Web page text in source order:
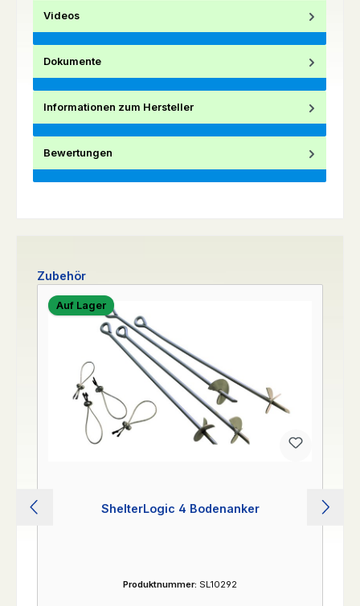
Videos
Dokumente
Informationen zum Hersteller
Bewertungen
Produktgalerie überspringen
Zubehör
Auf Lager
ShelterLogic 4 Bodenanker
Produktnummer: SL10292